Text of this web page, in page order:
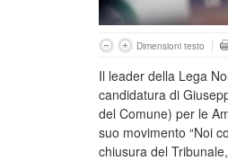
Dimensioni testo
Il leader della Lega
candidatura di
del Comune) per le
suo movimento “Noi
chiusura del